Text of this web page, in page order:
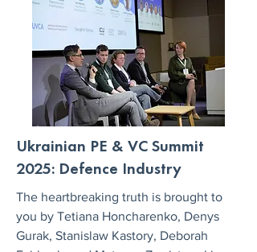
Ukrainian PE & VC Summit
2025: Defence Industry
The heartbreaking truth is brought to
you by Tetiana Honcharenko, Denys
Gurak, Stanislaw Kastory, Deborah